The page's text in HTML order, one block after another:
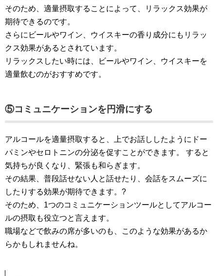
そのため、適量摂取することによって、リラックス効果が
期待できるのです。
さらにビールやワイン、ウイスキーの香り成分にもリラッ
クス効果があるとされています。
リラックスしたい時には、ビールやワイン、ウイスキーを
適量飲むのがおすすめです。
⑤コミュニケーションを円滑にする
アルコールを適量摂取すると、上でお話ししたようにドー
パミンやセロトニンの分泌を促すことができます。 すると
気持ちが良くなり、緊張も和らぎます。
その結果、普段話せない人と話せたり、会話をスムーズに
したりする効果が期待できます。?
そのため、1つのコミュニケーションツールとしてアルコー
ルの摂取も役立つと言えます。
職場などで飲みの席が多いのも、このような効果があるか
らかもしれませんね。